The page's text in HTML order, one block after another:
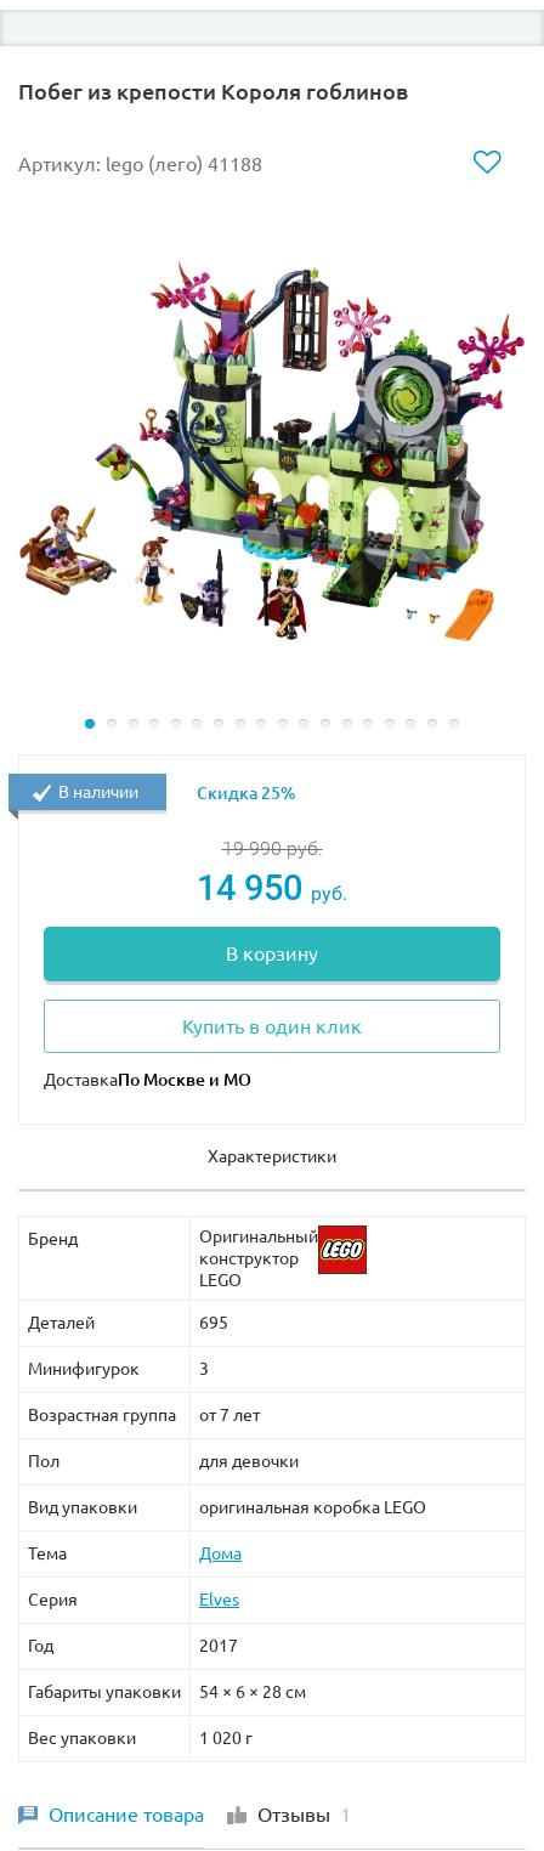
Побег из крепости Короля гоблинов
Артикул: lego (лего) 41188
19 990руб.
14 950 руб.
В корзину
Купить в один клик
Доставка
В наличии Скидка 25%
Характеристики
Бренд
Оригинальный
конструктор
LEGO
Деталей 695
Минифигурок 3
Возрастная группа от 7 лет
Пол для девочки
Вид упаковки оригинальная коробка LEGO
Тема Дома
Серия Elves
Год 2017
Габариты упаковки 54 × 6 × 28 см
Вес упаковки 1 020 г
Описание товара Отзывы 1